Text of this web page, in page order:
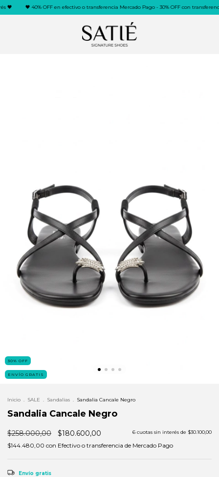
🖤 40% OFF en efectivo o transferencia Mercado Pago - 30% OFF con transferencia
30% OFF
ENVÍO GRATIS
Inicio . SALE . Sandalias . Sandalia Cancale Negro
Sandalia Cancale Negro
$258.000,00 $180.600,00 6 cuotas sin interés de $30.100,00
$144.480,00 con Efectivo o transferencia de Mercado Pago
Envío gratis